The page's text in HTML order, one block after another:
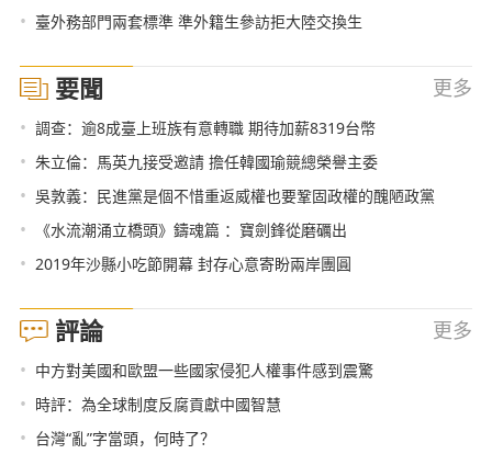
• 臺外務部門兩套標準 準外籍生參訪拒大陸交換生
要聞 更多
• 調查：逾8成臺上班族有意轉職 期待加薪8319台幣
• 朱立倫：馬英九接受邀請 擔任韓國瑜競總榮譽主委
• 吳敦義：民進黨是個不惜重返威權也要鞏固政權的醜陋政黨
• 《水流潮涌立橋頭》鑄魂篇 ：寶劍鋒從磨礪出
• 2019年沙縣小吃節開幕 封存心意寄盼兩岸團圓
評論 更多
• 中方對美國和歐盟一些國家侵犯人權事件感到震驚
• 時評：為全球制度反腐貢獻中國智慧
• 台灣“亂”字當頭，何時了？